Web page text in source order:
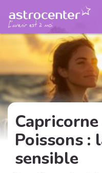
Poissons :
sensible